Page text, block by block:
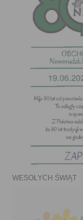
WESOŁYCH ŚWIĄT